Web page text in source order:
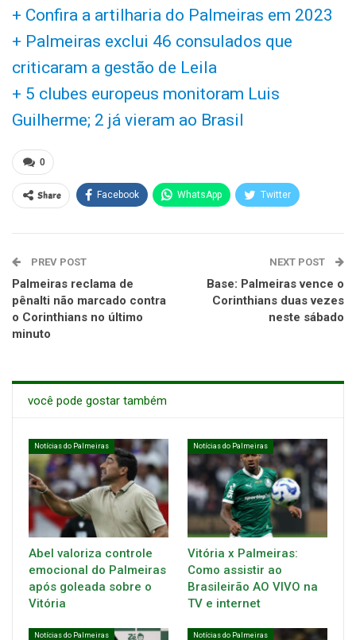
+ Confira a artilharia do Palmeiras em 2023
+ Palmeiras exclui 46 consulados que
criticaram a gestão de Leila
+ 5 clubes europeus monitoram Luis
Guilherme; 2 já vieram ao Brasil
0
Share Facebook WhatsApp Twitter
PREV POST
Palmeiras reclama de
pênalti não marcado contra
o Corinthians no último
minuto
NEXT POST
Base: Palmeiras vence o
Corinthians duas vezes
neste sábado
você pode gostar também
Notícias do Palmeiras
Abel valoriza controle
emocional do Palmeiras
após goleada sobre o
Vitória
Notícias do Palmeiras
Vitória x Palmeiras:
Como assistir ao
Brasileirão AO VIVO na
TV e internet
Notícias do Palmeiras Notícias do Palmeiras